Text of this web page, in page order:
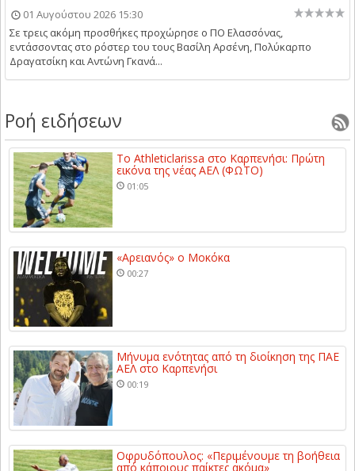
01 Αυγούστου 2026 15:30
Σε τρεις ακόμη προσθήκες προχώρησε ο ΠΟ Ελασσόνας,
εντάσσοντας στο ρόστερ του τους Βασίλη Αρσένη, Πολύκαρπο
Δραγατσίκη και Αντώνη Γκανά...
Ροή ειδήσεων
Το Athleticlarissa στο Καρπενήσι: Πρώτη
εικόνα της νέας ΑΕΛ (ΦΩΤΟ)
01:05
«Αρειανός» ο Μοκόκα
00:27
Μήνυμα ενότητας από τη διοίκηση της ΠΑΕ
ΑΕΛ στο Καρπενήσι
00:19
Οφρυδόπουλος: «Περιμένουμε τη βοήθεια
από κάποιους παίκτες ακόμα»